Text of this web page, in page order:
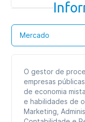
Mercado
O gestor de
empresas
de economia
e habilidades de
Marketing,